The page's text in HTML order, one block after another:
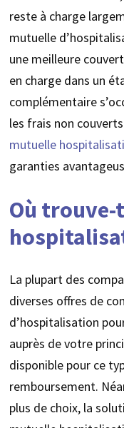
reste à charge
mutuelle
une meilleure
en charge dans un
complémentaire
les frais non
mutuelle
garanties
Où
La plupart des
diverses offres de
d’hospitalisation
auprès de votre
disponible pour ce
remboursement.
plus de choix, la